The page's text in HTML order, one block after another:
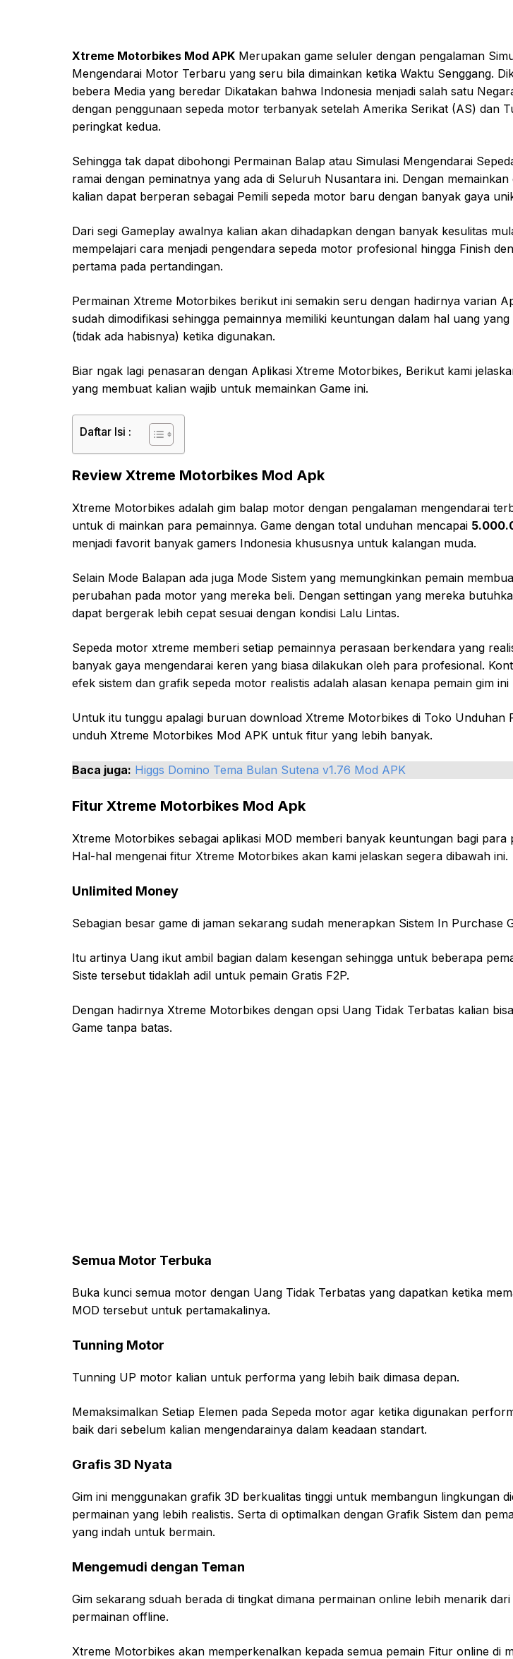
Xtreme Motorbikes Mod APK Merupakan game seluler dengan pengalaman
Mengendarai Motor Terbaru yang seru bila dimainkan ketika Waktu Senggang.
bebera Media yang beredar Dikatakan bahwa Indonesia menjadi salah satu
dengan penggunaan sepeda motor terbanyak setelah Amerika Serikat (AS) dan
peringkat kedua.
Sehingga tak dapat dibohongi Permainan Balap atau Simulasi Mengendarai
ramai dengan peminatnya yang ada di Seluruh Nusantara ini. Dengan
kalian dapat berperan sebagai Pemili sepeda motor baru dengan banyak gaya
Dari segi Gameplay awalnya kalian akan dihadapkan dengan banyak kesulitas
mempelajari cara menjadi pengendara sepeda motor profesional hingga Finish
pertama pada pertandingan.
Permainan Xtreme Motorbikes berikut ini semakin seru dengan hadirnya varian
sudah dimodifikasi sehingga pemainnya memiliki keuntungan dalam hal uang
(tidak ada habisnya) ketika digunakan.
Biar ngak lagi penasaran dengan Aplikasi Xtreme Motorbikes, Berikut kami
yang membuat kalian wajib untuk memainkan Game ini.
Daftar Isi :
Review Xtreme Motorbikes Mod Apk
Xtreme Motorbikes adalah gim balap motor dengan pengalaman mengendarai
untuk di mainkan para pemainnya. Game dengan total unduhan mencapai
menjadi favorit banyak gamers Indonesia khususnya untuk kalangan muda.
Selain Mode Balapan ada juga Mode Sistem yang memungkinkan pemain
perubahan pada motor yang mereka beli. Dengan settingan yang mereka
dapat bergerak lebih cepat sesuai dengan kondisi Lalu Lintas.
Sepeda motor xtreme memberi setiap pemainnya perasaan berkendara yang
banyak gaya mengendarai keren yang biasa dilakukan oleh para profesional.
efek sistem dan grafik sepeda motor realistis adalah alasan kenapa pemain gim ini
Untuk itu tunggu apalagi buruan download Xtreme Motorbikes di Toko Unduhan
unduh Xtreme Motorbikes Mod APK untuk fitur yang lebih banyak.
Baca juga: Higgs Domino Tema Bulan Sutena v1.76 Mod APK
Fitur Xtreme Motorbikes Mod Apk
Xtreme Motorbikes sebagai aplikasi MOD memberi banyak keuntungan bagi para
Hal-hal mengenai fitur Xtreme Motorbikes akan kami jelaskan segera dibawah ini.
Unlimited Money
Sebagian besar game di jaman sekarang sudah menerapkan Sistem In Purchase
Itu artinya Uang ikut ambil bagian dalam kesengan sehingga untuk beberapa
Siste tersebut tidaklah adil untuk pemain Gratis F2P.
Dengan hadirnya Xtreme Motorbikes dengan opsi Uang Tidak Terbatas kalian
Game tanpa batas.
Semua Motor Terbuka
Buka kunci semua motor dengan Uang Tidak Terbatas yang dapatkan ketika
MOD tersebut untuk pertamakalinya.
Tunning Motor
Tunning UP motor kalian untuk performa yang lebih baik dimasa depan.
Memaksimalkan Setiap Elemen pada Sepeda motor agar ketika digunakan
baik dari sebelum kalian mengendarainya dalam keadaan standart.
Grafis 3D Nyata
Gim ini menggunakan grafik 3D berkualitas tinggi untuk membangun lingkungan
permainan yang lebih realistis. Serta di optimalkan dengan Grafik Sistem dan
yang indah untuk bermain.
Mengemudi dengan Teman
Gim sekarang sduah berada di tingkat dimana permainan online lebih menarik dari
permainan offline.
Xtreme Motorbikes akan memperkenalkan kepada semua pemain Fitur online di